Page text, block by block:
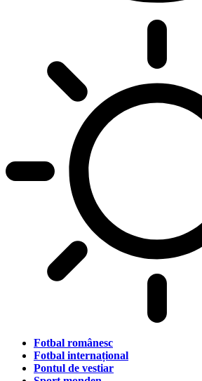
Fotbal românesc
Fotbal internațional
Pontul de vestiar